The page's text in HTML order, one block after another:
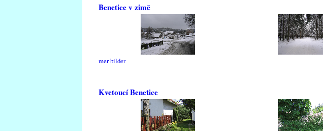
Benetice v zimě
mer bilder
Kvetoucí Benetice